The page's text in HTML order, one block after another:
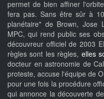
permet de bien affiner
fera pas. Sans être sûr à
planétaire" de Brown, Jose
MPC, qui rend public ses
découvreur officiel de 2003
règles sont les règles, elles
docteur en astronomie de
proteste, accuse l'équipe de
pour une fois la procédure
qui annonce la découverte